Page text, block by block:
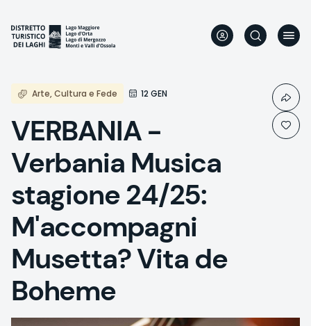
contenu
principal
Arte, Cultura e Fede 12 GEN
VERBANIA -
Verbania Musica
stagione 24/25:
M'accompagni
Musetta? Vita de
Boheme